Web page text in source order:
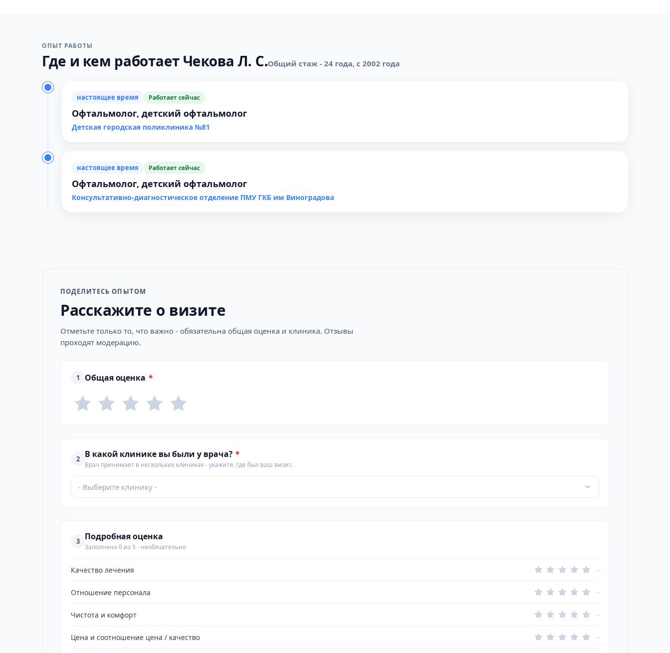
ОПЫТ РАБОТЫ
Где и кем работает Чекова Л. С.Общий стаж - 24 года, с 2002 года
настоящее время Работает сейчас
Офтальмолог, детский офтальмолог
Детская городская поликлиника №81
настоящее время Работает сейчас
Офтальмолог, детский офтальмолог
Консультативно-диагностическое отделение ПМУ ГКБ им Виноградова
ПОДЕЛИТЕСЬ ОПЫТОМ
Расскажите о визите
Отметьте только то, что важно - обязательна общая оценка и клиника. Отзывы
проходят модерацию.
1 Общая оценка *
2 В какой клинике вы были у врача? *
Врач принимает в нескольких клиниках - укажите, где был ваш визит.
- Выберите клинику -
3 Подробная оценка
Заполнено 0 из 5 - необязательно
Качество лечения -
Отношение персонала -
Чистота и комфорт -
Цена и соотношение цена / качество -